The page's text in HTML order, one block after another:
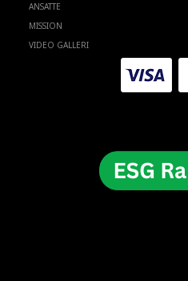
ANSATTE
MISSION
VIDEO GALLERI